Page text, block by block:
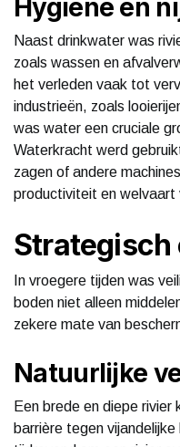
Hygiëne en
Naast drinkwater was
zoals wassen en
het verleden vaak tot
industrieën, zoals
was water een cruciale
Waterkracht werd
zagen of andere
productiviteit en
Strategisch
In vroegere tijden was
boden niet alleen
zekere mate van
Natuurlijke
Een brede en diepe rivier
barrière tegen